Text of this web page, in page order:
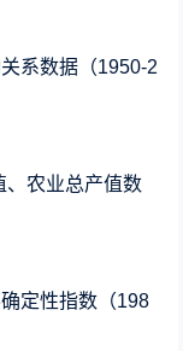
系数据（1950-2
、农业总产值数
定性指数（198